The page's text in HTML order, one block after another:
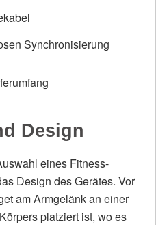
Synchronisierung
Design
eines Fitness-
Design des Gerätes. Vor
am Armgelänk an einer
platziert ist, wo es